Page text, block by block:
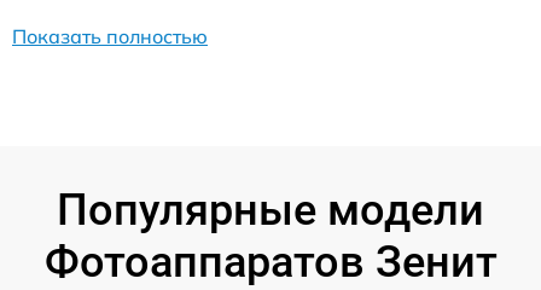
Показать полностью
Популярные модели
Фотоаппаратов Зенит